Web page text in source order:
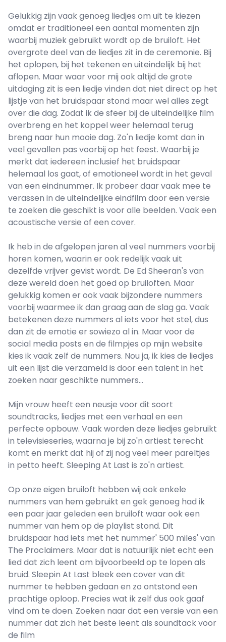
Gelukkig zijn vaak genoeg liedjes om uit te kiezen
omdat er traditioneel een aantal momenten zijn
waarbij muziek gebruikt wordt op de bruiloft. Het
overgrote deel van de liedjes zit in de ceremonie. Bij
het oplopen, bij het tekenen en uiteindelijk bij het
aflopen. Maar waar voor mij ook altijd de grote
uitdaging zit is een liedje vinden dat niet direct op het
lijstje van het bruidspaar stond maar wel alles zegt
over die dag. Zodat ik de sfeer bij de uiteindelijke film
overbreng en het koppel weer helemaal terug
breng naar hun mooie dag. Zo'n liedje komt dan in
veel gevallen pas voorbij op het feest. Waarbij je
merkt dat iedereen inclusief het bruidspaar
helemaal los gaat, of emotioneel wordt in het geval
van een eindnummer. Ik probeer daar vaak mee te
verassen in de uiteindelijke eindfilm door een versie
te zoeken die geschikt is voor alle beelden. Vaak een
acoustische versie of een cover.
Ik heb in de afgelopen jaren al veel nummers voorbij
horen komen, waarin er ook redelijk vaak uit
dezelfde vrijver gevist wordt. De Ed Sheeran's van
deze wereld doen het goed op bruiloften. Maar
gelukkig komen er ook vaak bijzondere nummers
voorbij waarmee ik dan graag aan de slag ga. Vaak
betekenen deze nummers al iets voor het stel, dus
dan zit de emotie er sowiezo al in. Maar voor de
social media posts en de filmpjes op mijn website
kies ik vaak zelf de nummers. Nou ja, ik kies de liedjes
uit een lijst die verzameld is door een talent in het
zoeken naar geschikte nummers...
Mijn vrouw heeft een neusje voor dit soort
soundtracks, liedjes met een verhaal en een
perfecte opbouw. Vaak worden deze liedjes gebruikt
in televisieseries, waarna je bij zo'n artiest terecht
komt en merkt dat hij of zij nog veel meer pareltjes
in petto heeft. Sleeping At Last is zo'n artiest.
Op onze eigen bruiloft hebben wij ook enkele
nummers van hem gebruikt en gek genoeg had ik
een paar jaar geleden een bruiloft waar ook een
nummer van hem op de playlist stond. Dit
bruidspaar had iets met het nummer' 500 miles' van
The Proclaimers. Maar dat is natuurlijk niet echt een
lied dat zich leent om bijvoorbeeld op te lopen als
bruid. Sleepin At Last bleek een cover van dit
nummer te hebben gedaan en zo ontstond een
prachtige oploop. Precies wat ik zelf dus ook gaaf
vind om te doen. Zoeken naar dat een versie van een
nummer dat zich het beste leent als soundtack voor
de film